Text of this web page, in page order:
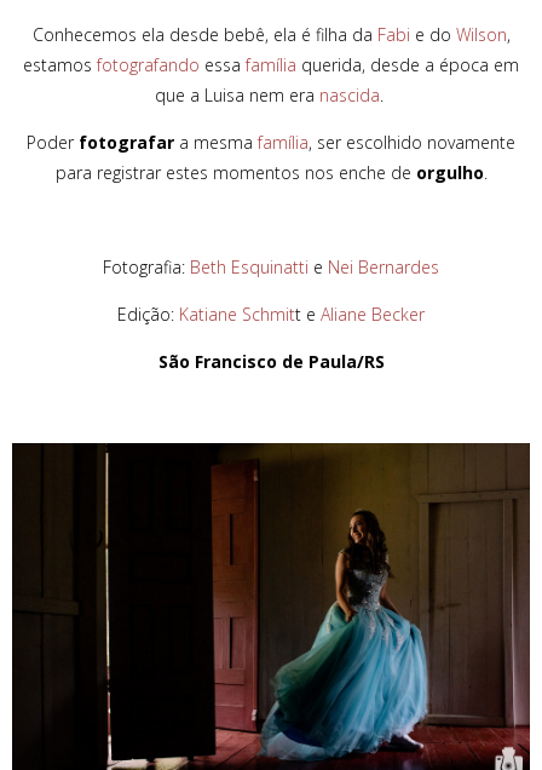
Conhecemos ela desde bebê, ela é filha da Fabi e do Wilson,
estamosfotografando essafamília querida, desde a época em
que a Luisa nem era nascida.
Poder fotografar a mesmafamília, ser escolhido novamente
para registrar estes momentos nos enche de orgulho.
Fotografia: Beth Esquinatti e Nei Bernardes
Edição: Katiane Schmitt e Aliane Becker
São Francisco de Paula/RS